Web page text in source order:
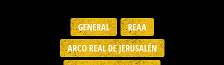
GENERAL
REAA
ARCO REAL DE JERUSALÉN